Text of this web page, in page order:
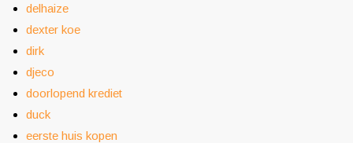
delhaize
dexter koe
dirk
djeco
doorlopend krediet
duck
eerste huis kopen